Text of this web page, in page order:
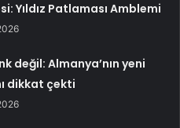
Yıldız Patlaması Amblemi
değil: Almanya’nın yeni
dikkat çekti